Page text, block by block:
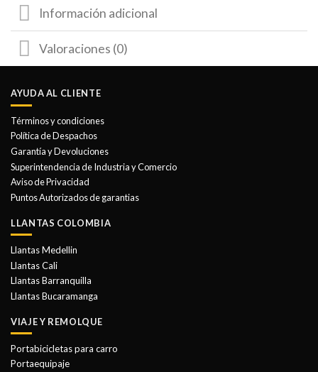
Información adicional
Valoraciones (0)
AYUDA AL CLIENTE
Términos y condiciones
Política de Despachos
Garantía y Devoluciones
Superintendencia de Industria y Comercio
Aviso de Privacidad
Puntos Autorizados de garantias
LLANTAS COLOMBIA
Llantas Medellin
Llantas Cali
Llantas Barranquilla
Llantas Bucaramanga
VIAJE Y REMOLQUE
Portabicicletas para carro
Portaequipaje